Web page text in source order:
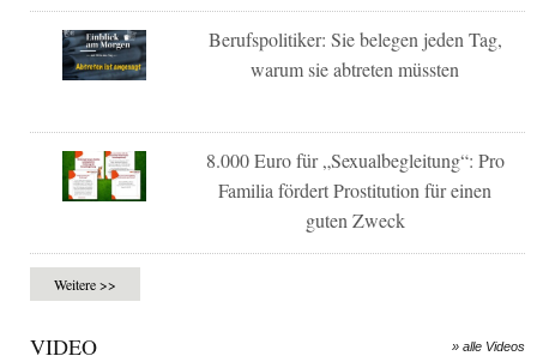
Berufspolitiker: Sie belegen jeden Tag,
warum sie abtreten müssten
8.000 Euro für „Sexualbegleitung“: Pro
Familia fördert Prostitution für einen
guten Zweck
Weitere >>
VIDEO » alle Videos